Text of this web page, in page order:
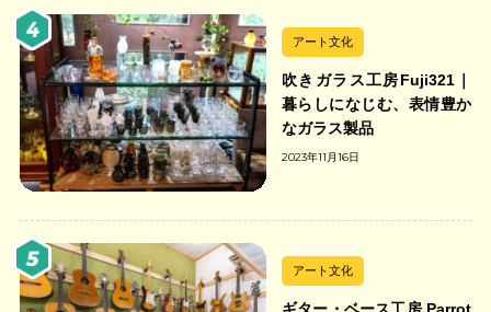
アート文化
吹きガラス工房Fuji321｜
暮らしになじむ、表情豊か
なガラス製品
2023年11月16日
アート文化